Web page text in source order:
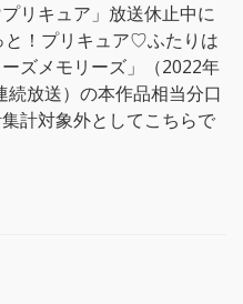
リキュア」放送休止中に
と！プリキュア♡ふたりは
ズメモリーズ」（2022年
放送）の本作品相当分口
計対象外としてこちらで